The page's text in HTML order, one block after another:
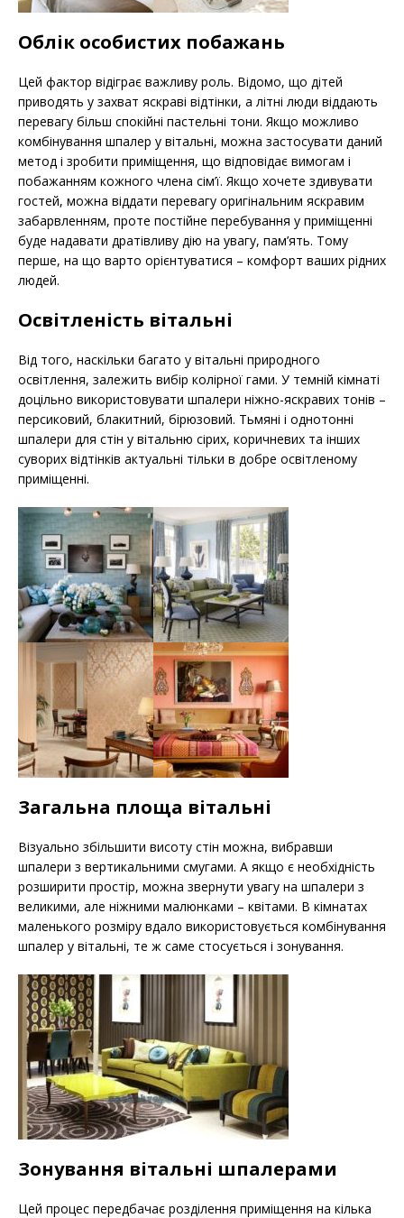
Облік особистих побажань
Цей фактор відіграє важливу роль. Відомо, що дітей
приводять у захват яскраві відтінки, а літні люди віддають
перевагу більш спокійні пастельні тони. Якщо можливо
комбінування шпалер у вітальні, можна застосувати даний
метод і зробити приміщення, що відповідає вимогам і
побажанням кожного члена сім’ї. Якщо хочете здивувати
гостей, можна віддати перевагу оригінальним яскравим
забарвленням, проте постійне перебування у приміщенні
буде надавати дратівливу дію на увагу, пам’ять. Тому
перше, на що варто орієнтуватися – комфорт ваших рідних
людей.
Освітленість вітальні
Від того, наскільки багато у вітальні природного
освітлення, залежить вибір колірної гами. У темній кімнаті
доцільно використовувати шпалери ніжно-яскравих тонів –
персиковий, блакитний, бірюзовий. Тьмяні і однотонні
шпалери для стін у вітальню сірих, коричневих та інших
суворих відтінків актуальні тільки в добре освітленому
приміщенні.
Загальна площа вітальні
Візуально збільшити висоту стін можна, вибравши
шпалери з вертикальними смугами. А якщо є необхідність
розширити простір, можна звернути увагу на шпалери з
великими, але ніжними малюнками – квітами. В кімнатах
маленького розміру вдало використовується комбінування
шпалер у вітальні, те ж саме стосується і зонування.
Зонування вітальні шпалерами
Цей процес передбачає розділення приміщення на кілька